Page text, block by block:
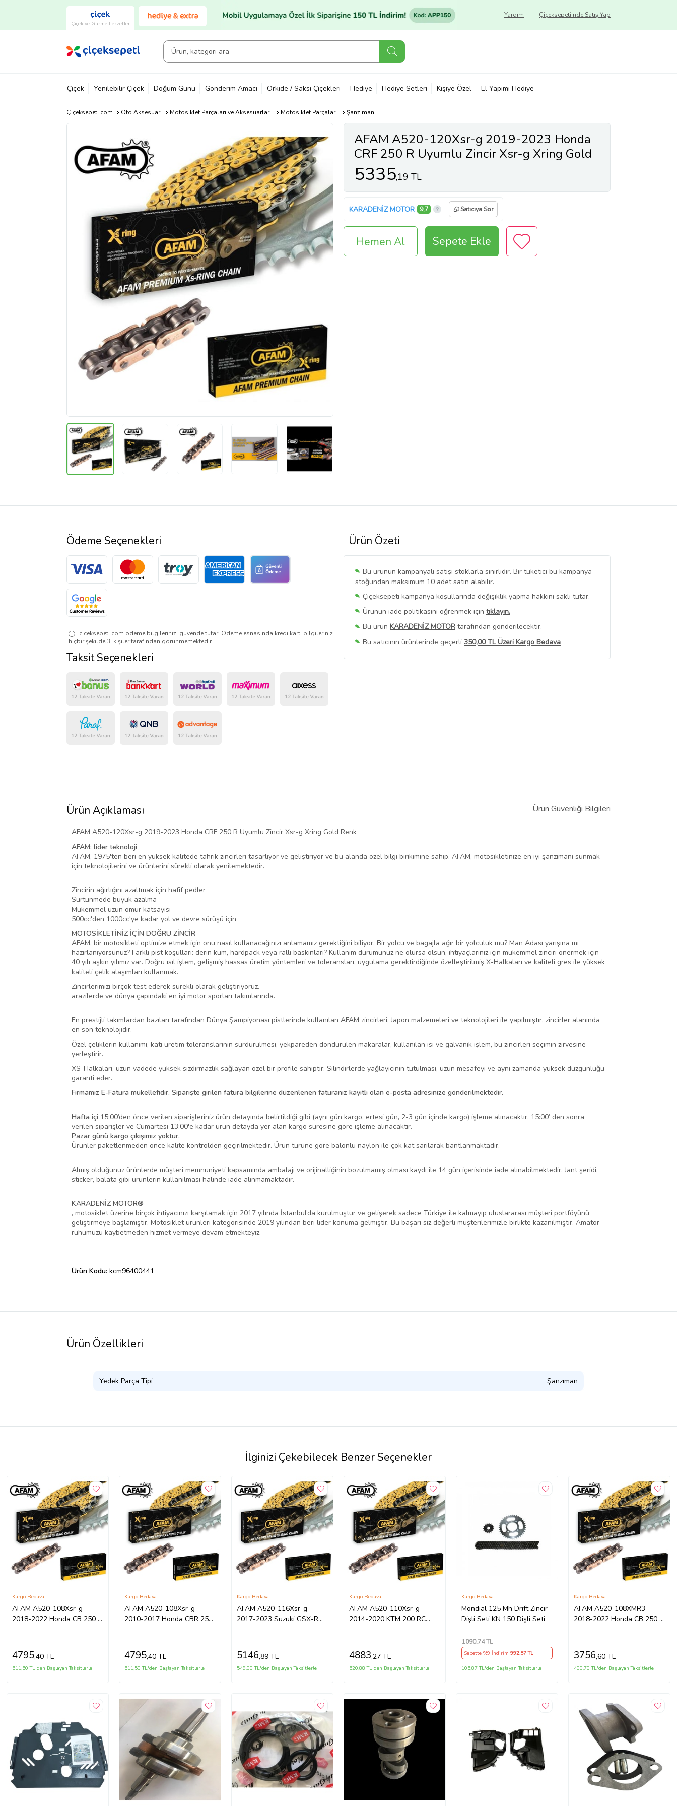
Çiçek ve Gurme Lezzetler
Çiçeksepeti'nde Satış Yap
Yardım
Çiçek Yenilebilir Çiçek Doğum Günü Gönderim Amacı Orkide / Saksı Çiçekleri Hediye Hediye Setleri Kişiye Özel El Yapımı Hediye
Çiçeksepeti.com Oto Aksesuar Motosiklet Parçaları ve Aksesuarları Motosiklet Parçaları Şanzıman
AFAM A520-120Xsr-g 2019-2023 Honda
CRF 250 R Uyumlu Zincir Xsr-g Xring Gold
Renk
5335,19 TL
KARADENİZ MOTOR 9,7 Satıcıya Sor
Hemen Al Sepete Ekle
Ürün Özeti
Bu ürünün kampanyalı satışı stoklarla sınırlıdır. Bir tüketici bu kampanya
stoğundan maksimum 10 adet satın alabilir.
Çiçeksepeti kampanya koşullarında değişiklik yapma hakkını saklı tutar.
Ürünün iade politikasını öğrenmek için tıklayın.
Bu ürün KARADENİZ MOTOR tarafından gönderilecektir.
Bu satıcının ürünlerinde geçerli 350,00 TL Üzeri Kargo Bedava
Bu SatıcınınTüm Ürünlerini Görüntüle
Ödeme Seçenekleri
ciceksepeti.com ödeme bilgilerinizi güvende tutar. Ödeme esnasında kredi kartı bilgileriniz
hiçbir şekilde 3. kişiler tarafından görünmemektedir.
Taksit Seçenekleri
Ürün Açıklaması Ürün Güvenliği Bilgileri
AFAM A520-120Xsr-g 2019-2023 Honda CRF 250 R Uyumlu Zincir Xsr-g Xring Gold Renk
AFAM: lider teknoloji
AFAM, 1975'ten beri en yüksek kalitede tahrik zincirleri tasarlıyor ve geliştiriyor ve bu alanda özel bilgi birikimine sahip. AFAM, motosikletinize en iyi şanzımanı sunmak
için teknolojilerini ve ürünlerini sürekli olarak yenilemektedir.
Zincirin ağırlığını azaltmak için hafif pedler
Sürtünmede büyük azalma
Mükemmel uzun ömür katsayısı
500cc'den 1000cc'ye kadar yol ve devre sürüşü için
MOTOSİKLETİNİZ İÇİN DOĞRU ZİNCİR
AFAM, bir motosikleti optimize etmek için onu nasıl kullanacağınızı anlamamız gerektiğini biliyor. Bir yolcu ve bagajla ağır bir yolculuk mu? Man Adası yarışına mı
hazırlanıyorsunuz? Farklı pist koşulları: derin kum, hardpack veya ralli baskınları? Kullanım durumunuz ne olursa olsun, ihtiyaçlarınız için mükemmel zinciri önermek için
40 yılı aşkın yılımız var. Doğru ısıl işlem, gelişmiş hassas üretim yöntemleri ve toleransları, uygulama gerektirdiğinde özelleştirilmiş X-Halkaları ve kaliteli gres ile yüksek
kaliteli çelik alaşımları kullanmak.
Zincirlerimizi birçok test ederek sürekli olarak geliştiriyoruz.
arazilerde ve dünya çapındaki en iyi motor sporları takımlarında.
En prestijli takımlardan bazıları tarafından Dünya Şampiyonası pistlerinde kullanılan AFAM zincirleri, Japon malzemeleri ve teknolojileri ile yapılmıştır, zincirler alanında
en son teknolojidir.
Özel çeliklerin kullanımı, katı üretim toleranslarının sürdürülmesi, yekpareden döndürülen makaralar, kullanılan ısı ve galvanik işlem, bu zincirleri seçimin zirvesine
yerleştirir.
XS-Halkaları, uzun vadede yüksek sızdırmazlık sağlayan özel bir profile sahiptir: Silindirlerde yağlayıcının tutulması, uzun mesafeyi ve aynı zamanda yüksek düzgünlüğü
garanti eder.
Firmamız E-Fatura mükellefidir. Siparişte girilen fatura bilgilerine düzenlenen faturanız kayıtlı olan e-posta adresinize gönderilmektedir.
Hafta içi 15:00’den önce verilen siparişleriniz ürün detayında belirtildiği gibi (aynı gün kargo, ertesi gün, 2-3 gün içinde kargo) işleme alınacaktır. 15:00’ den sonra
verilen siparişler ve Cumartesi 13:00'e kadar ürün detayda yer alan kargo süresine göre işleme alınacaktır.
Pazar günü kargo çıkışımız yoktur.
Ürünler paketlenmeden önce kalite kontrolden geçirilmektedir. Ürün türüne göre balonlu naylon ile çok kat sarılarak bantlanmaktadır.
Almış olduğunuz ürünlerde müşteri memnuniyeti kapsamında ambalajı ve orijinalliğinin bozulmamış olması kaydı ile 14 gün içerisinde iade alınabilmektedir. Jant şeridi,
sticker, balata gibi ürünlerin kullanılması halinde iade alınmamaktadır.
KARADENİZ MOTOR®
, motosiklet üzerine birçok ihtiyacınızı karşılamak için 2017 yılında İstanbul’da kurulmuştur ve gelişerek sadece Türkiye ile kalmayıp uluslararası müşteri portföyünü
geliştirmeye başlamıştır. Motosiklet ürünleri kategorisinde 2019 yılından beri lider konuma gelmiştir. Bu başarı siz değerli müşterilerimizle birlikte kazanılmıştır. Amatör
ruhumuzu kaybetmeden hizmet vermeye devam etmekteyiz.
Ürün Kodu: kcm96400441
Ürün Özellikleri
Yedek Parça Tipi Şanzıman
İlginizi Çekebilecek Benzer Seçenekler
AFAM A520-108Xsr-g
2018-2022 Honda CB 250 R
Kargo Bedava
4795,40 TL
511,50 TL'den Başlayan Taksitlerle
AFAM A520-108Xsr-g
2010-2017 Honda CBR 250
Kargo Bedava
4795,40 TL
511,50 TL'den Başlayan Taksitlerle
AFAM A520-116Xsr-g
2017-2023 Suzuki GSX-R
Kargo Bedava
5146,89 TL
549,00 TL'den Başlayan Taksitlerle
AFAM A520-110Xsr-g
2014-2020 KTM 200 RC
Kargo Bedava
4883,27 TL
520,88 TL'den Başlayan Taksitlerle
Mondial 125 Mh Drift Zincir
Dişli Seti KN 150 Dişli Seti
Kargo Bedava
1090,74 TL
Sepette %9 İndirim992,57 TL
105,87 TL'den Başlayan Taksitlerle
AFAM A520-108XMR3
2018-2022 Honda CB 250 R
Kargo Bedava
3756,60 TL
400,70 TL'den Başlayan Taksitlerle